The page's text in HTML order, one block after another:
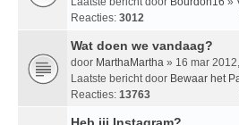
Reacties: 3012
Wat doen we vandaag?
door MarthaMartha » 16 mar
Laatste bericht door Bewaar het
Reacties: 13763
Heb jij Instagram?